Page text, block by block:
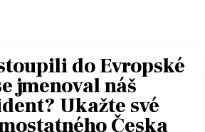
do Evropské
jmenoval náš
Ukažte své
Česka